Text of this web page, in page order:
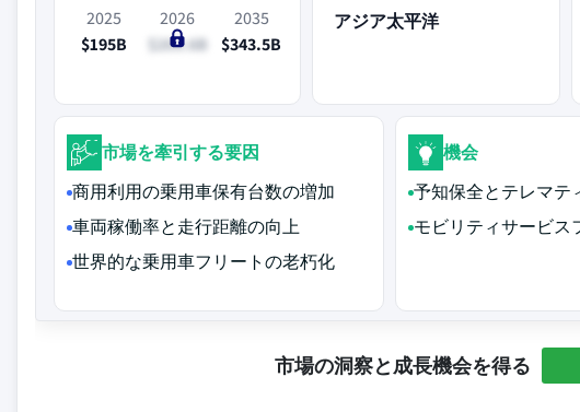
2025
$195B
2026
$209.6B
2035
$343.5B
アジア太平洋
市場を牽引する要因
商用利用の乗用車保有台数の増加
車両稼働率と走行距離の向上
世界的な乗用車フリートの老朽化
機会
予知保全とテレマテ
モビリティサービス
市場の洞察と成長機会を得る